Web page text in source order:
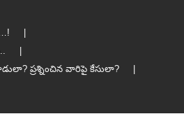
|
|
దాడులా? ప్రశ్నించిన వారిపై కేసులా? |